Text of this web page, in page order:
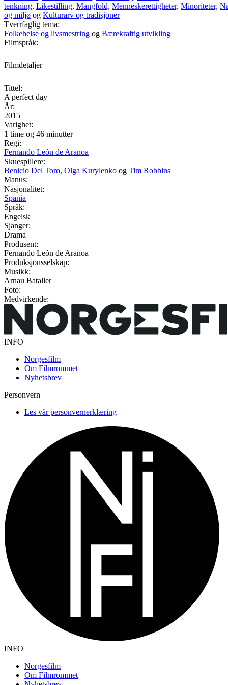
tenkning, Likestilling, Mangfold, Menneskerettigheter, Minoriteter,
og miljø og Kulturarv og tradisjoner
Tverrfaglig tema:
Folkehelse og livsmestring og Bærekraftig utvikling
Filmspråk:
Filmdetaljer
Tittel:
A perfect day
År:
2015
Varighet:
1 time og 46 minutter
Regi:
Fernando León de Aranoa
Skuespillere:
Benicio Del Toro, Olga Kurylenko og Tim Robbins
Manus:
Nasjonalitet:
Spania
Språk:
Engelsk
Sjanger:
Drama
Produsent:
Fernando León de Aranoa
Produksjonsselskap:
Musikk:
Arnau Bataller
Foto:
Medvirkende:
INFO
Norgesfilm
Om Filmrommet
Nyhetsbrev
Personvern
Les vår personvernerklæring
INFO
Norgesfilm
Om Filmrommet